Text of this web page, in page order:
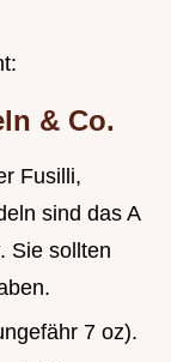
& Co.
Fusilli,
sind das A
Sie sollten
7 oz).